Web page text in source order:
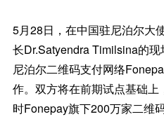
5月28日，在中国驻尼泊尔大
长Dr.Satyendra Timilsina的
尼泊尔二维码支付网络
作。双方将在前期试点基础
时Fonepay旗下200万家二维